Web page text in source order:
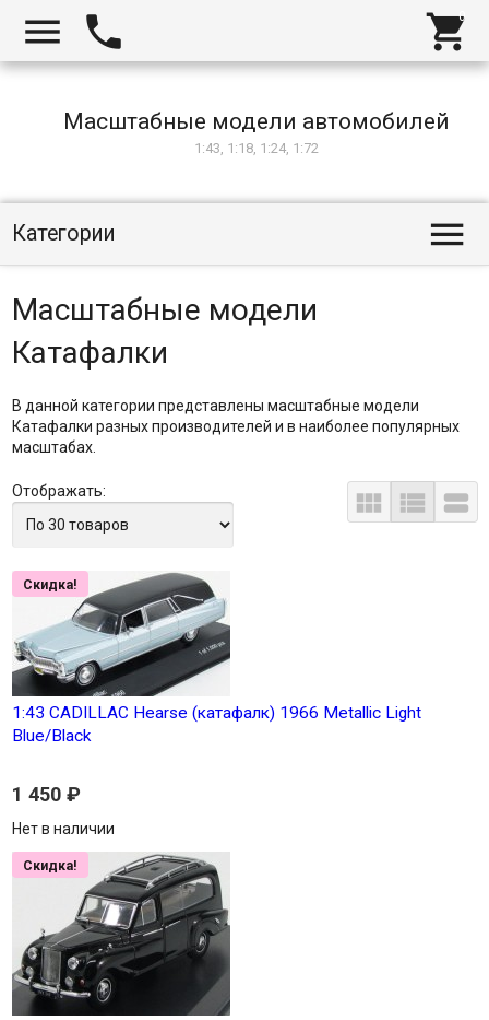
  
Масштабные модели автомобилей
1:43, 1:18, 1:24, 1:72
Категории 
Масштабные модели
Катафалки
В данной категории представлены масштабные модели
Катафалки разных производителей и в наиболее популярных
масштабах.
Отображать:   
Скидка!
1:43 CADILLAC Hearse (катафалк) 1966 Metallic Light
Blue/Black
1 450 ₽
Нет в наличии
Скидка!